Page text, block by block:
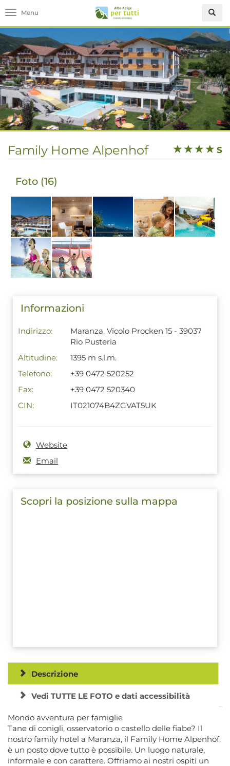
Toggle navigation
Family Home Alpenhof S
Foto (16)
Informazioni
Indirizzo:
Maranza, Vicolo Procken 15 - 39037
Rio Pusteria
Altitudine:
1395 m s.l.m.
Telefono:
+39 0472 520252
Fax:
+39 0472 520340
CIN:
IT021074B4ZGVAT5UK
Website
Email
Scopri la posizione sulla mappa
Descrizione
Vedi TUTTE LE FOTO e dati accessibilità
Mondo avventura per famiglie
Tane di conigli, osservatorio o castello delle fiabe? Il
nostro family hotel a Maranza, il Family Home Alpenhof,
è un posto dove tutto è possibile. Un luogo naturale,
informale e con carattere. Offriamo ai nostri ospiti un